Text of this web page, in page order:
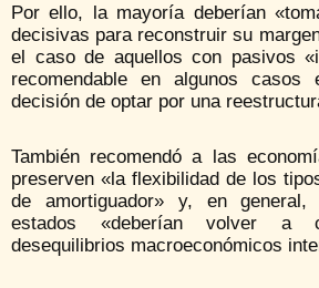
Por ello, la mayoría deberían
decisivas para reconstruir su
el caso de aquellos con pasivos
recomendable en algunos
decisión de optar por una
También recomendó a las
preserven «la flexibilidad de los
de amortiguador» y, en
estados «deberían volver a
desequilibrios macroeconómicos